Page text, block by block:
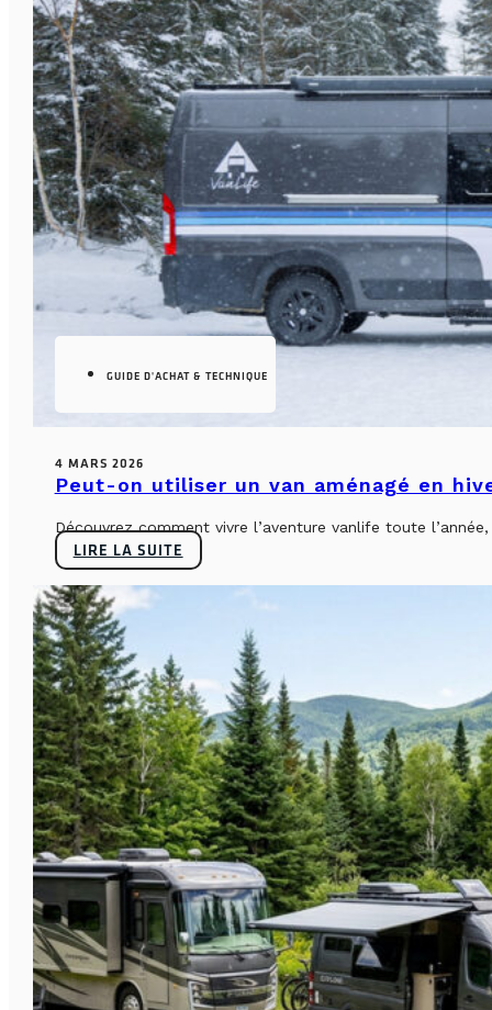
GUIDE D'ACHAT & TECHNIQUE
4 MARS 2026
Peut-on utiliser un van aménagé en
Découvrez comment vivre l’aventure vanlife toute
LIRE LA SUITE